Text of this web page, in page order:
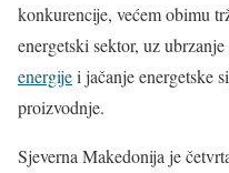
konkurencije, većem obimu
energetski sektor, uz
energijei jačanje energetske
proizvodnje.
Sjeverna Makedonija je